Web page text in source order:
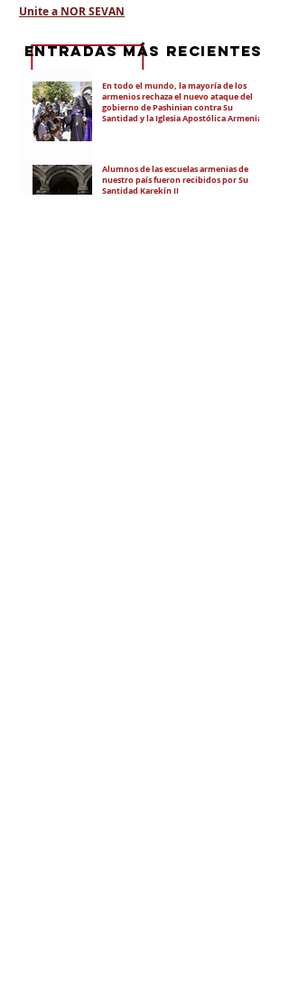
Unite a NOR SEVAN
En todo el mundo, la mayoría de los
armenios rechaza el nuevo ataque del
gobierno de Pashinian contra Su
Santidad y la Iglesia Apostólica Armenia
Alumnos de las escuelas armenias de
nuestro país fueron recibidos por Su
Santidad Karekín II
eNTRADAS MÁS RECIENTES